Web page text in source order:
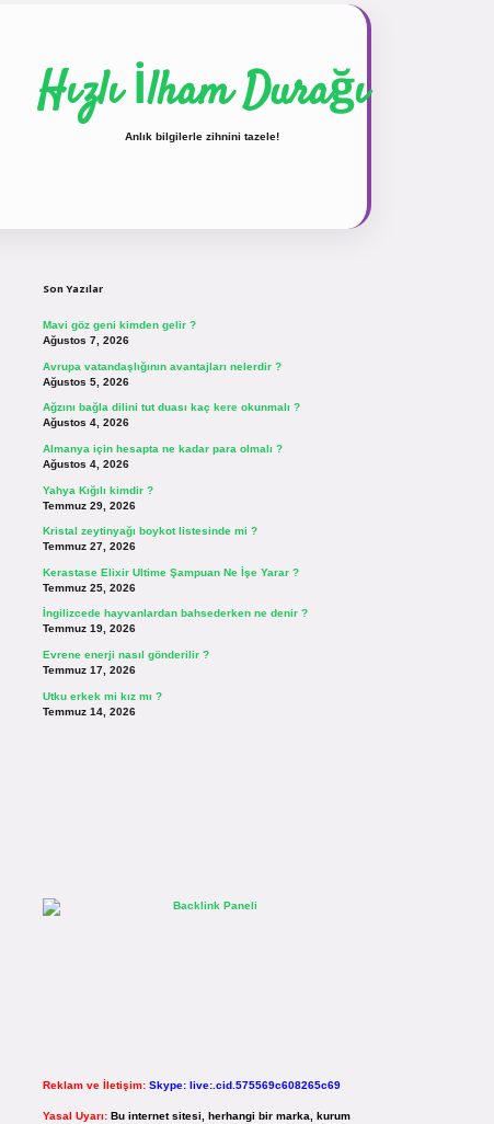
Hızlı İlham Durağı
Anlık bilgilerle zihnini tazele!
Son Yazılar
Mavi göz geni kimden gelir ?
Ağustos 7, 2026
Avrupa vatandaşlığının avantajları nelerdir ?
Ağustos 5, 2026
Ağzını bağla dilini tut duası kaç kere okunmalı ?
Ağustos 4, 2026
Almanya için hesapta ne kadar para olmalı ?
Ağustos 4, 2026
Yahya Kığılı kimdir ?
Temmuz 29, 2026
Kristal zeytinyağı boykot listesinde mi ?
Temmuz 27, 2026
Kerastase Elixir Ultime Şampuan Ne İşe Yarar ?
Temmuz 25, 2026
İngilizcede hayvanlardan bahsederken ne denir ?
Temmuz 19, 2026
Evrene enerji nasıl gönderilir ?
Temmuz 17, 2026
Utku erkek mi kız mı ?
Temmuz 14, 2026
Reklam ve İletişim: Skype: live:.cid.575569c608265c69
Yasal Uyarı: Bu internet sitesi, herhangi bir marka, kurum